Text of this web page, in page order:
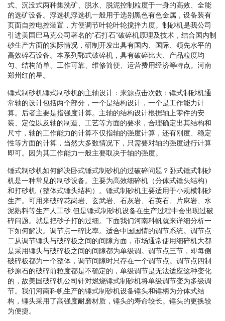
式、沉没式两种集洗矿、脱水、脱泥控制粒度于一身的高效、全能
的选矿设备。浮选机浮选机一般用于选别黑色有色金属，设备装有
页面自控电控装置，方便调节叶轮叶轮搅拌力度。制砂机是我公司
引进美国巴马克公司著名的“石打石”破碎机原理及技术，结合国内制
砂生产方面的实际情况，研制开发出具有国内、国际、领先水平的
高效碎石设备。本系列鄂式破碎机，具有破碎比大、产品粒度均
匀、结构简单、工作可靠、维修简便、运营费用经济等特点。河南
郑州红的星。
锤式制砂机锤式制砂机的主轴设计：来源点击次数：锤式制砂机通
常轴的设计包括两个部分，一个是结构设计，一个是工作能力计
算。后者主要是指强度计算。主轴的结构设计根据轴上零件的安
装、定位以及轴的制造、工艺等方面的要求，合理确定出其结构和
尺寸，轴的工作能力的计算不仅指轴的强度计算，还有刚度、稳定
性等方面的计算，当然大多数情况下，只需要对轴的强度进行计算
即可。因为其工作能力一般主要取决于轴的强度。
锤式制砂机如何解决卧式锤式制砂机的过破碎问题？卧式锤式制砂
机是一种常见的制砂设备。主要为高效细碎机（分体式锤头结构）
和打砂机（整体式锤头结构）。锤式制砂机主要适用于小规模制砂
生产。可用来破碎花岗岩、玄武岩、石灰岩、石英石、片麻岩、水
泥熟料等生产人工砂.但是锤式制砂机设备在生产过程中会出现过破
碎问题。就是把砂子打的过细。下面我们河南科帆就来详细分析一
下如何解决。调节点一碎比率。适合中国国情的调节系统。调节点
二从调节锤头与破碎板之间的间隙方面，市场通常使用细碎机大都
是采用锤头与破碎板之间的间隙都为单级调。调节点三节，即每侧
破碎板都为一个整体，调节间隙时只存在一个调节点。调节点四制
砂原石的破碎前粒度都是不确定的，单级调节是无法适应这种变化
的，故美国破碎机公司针对燃烧锤式制砂机将单级调节变为多级调
节。我们河南科帆生产的锤式制砂机设备锤头和锤柄为分体式结
构，锤头采用了高强度耐磨材质，锤头的寿命较长。锤头的更换较
为便捷。